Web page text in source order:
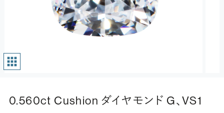
0.560ct Cushion ダイヤモンド G、VS1